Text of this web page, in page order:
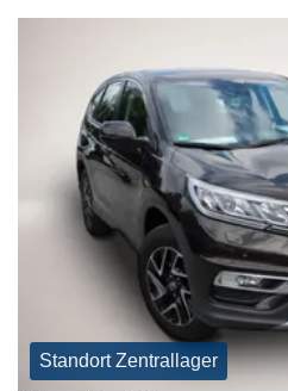
Standort Zentrallager